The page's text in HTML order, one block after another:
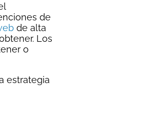
de
de alta
Los
o
estrategia